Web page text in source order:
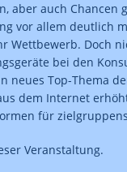
auch Chancen
vor allem deutlich
Wettbewerb. Doch
bei den
Top-Thema
dem Internet
für
Veranstaltung.